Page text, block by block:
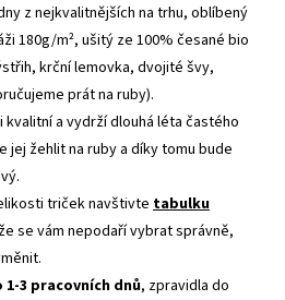
z nejkvalitnějších na trhu, oblíbený
180g/m², ušitý ze 100% česané bio
krční lemovka, dvojité švy,
prát na ruby).
kvalitní a vydrží dlouhá léta častého
jej žehlit na ruby a díky tomu bude
triček navštivte tabulku
se vám nepodaří vybrat správně,
3 pracovních dnů, zpravidla do